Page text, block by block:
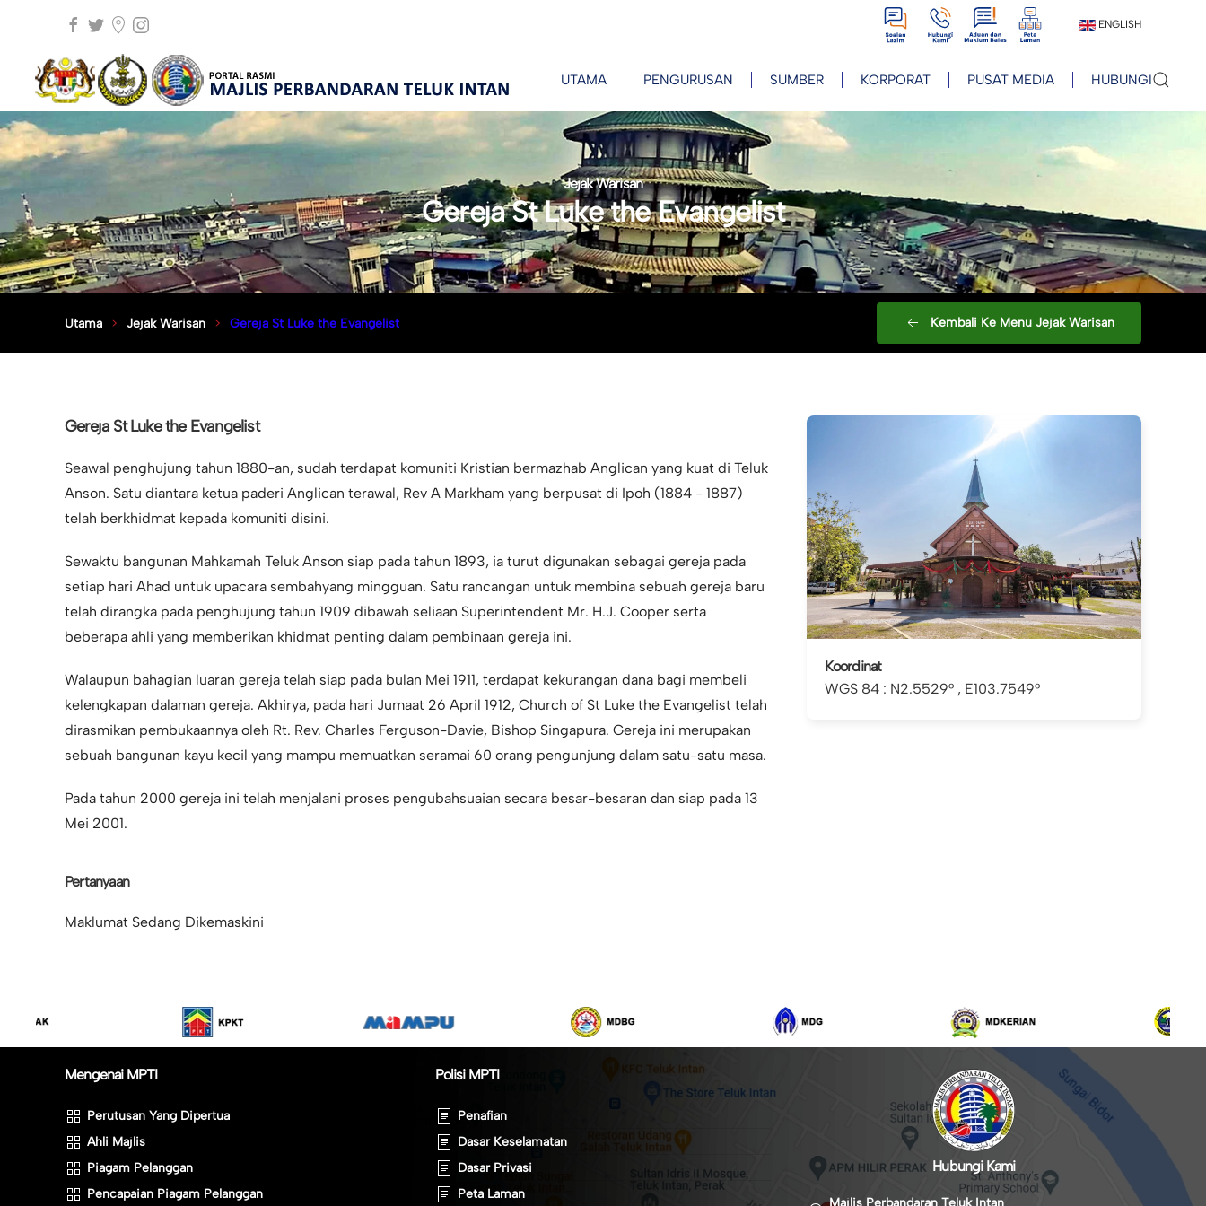
View View View View ENGLISH
UTAMA PENGURUSAN SUMBER KORPORAT PUSAT MEDIA HUBUNGI
Jejak Warisan
Gereja St Luke the Evangelist
Utama Jejak Warisan Gereja St Luke the Evangelist Kembali Ke Menu Jejak Warisan
Gereja St Luke the Evangelist
Seawal penghujung tahun 1880-an, sudah terdapat komuniti Kristian bermazhab Anglican yang kuat di Teluk
Anson. Satu diantara ketua paderi Anglican terawal, Rev A Markham yang berpusat di Ipoh (1884 - 1887)
telah berkhidmat kepada komuniti disini.
Sewaktu bangunan Mahkamah Teluk Anson siap pada tahun 1893, ia turut digunakan sebagai gereja pada
setiap hari Ahad untuk upacara sembahyang mingguan. Satu rancangan untuk membina sebuah gereja baru
telah dirangka pada penghujung tahun 1909 dibawah seliaan Superintendent Mr. H.J. Cooper serta
beberapa ahli yang memberikan khidmat penting dalam pembinaan gereja ini.
Walaupun bahagian luaran gereja telah siap pada bulan Mei 1911, terdapat kekurangan dana bagi membeli
kelengkapan dalaman gereja. Akhirya, pada hari Jumaat 26 April 1912, Church of St Luke the Evangelist telah
dirasmikan pembukaannya oleh Rt. Rev. Charles Ferguson-Davie, Bishop Singapura. Gereja ini merupakan
sebuah bangunan kayu kecil yang mampu memuatkan seramai 60 orang pengunjung dalam satu-satu masa.
Pada tahun 2000 gereja ini telah menjalani proses pengubahsuaian secara besar-besaran dan siap pada 13
Mei 2001.
Pertanyaan
Maklumat Sedang Dikemaskini
Koordinat
WGS 84 : N2.5529° , E103.7549°
Mengenai MPTI
Perutusan Yang Dipertua
Ahli Majlis
Piagam Pelanggan
Pencapaian Piagam Pelanggan
Polisi MPTI
Penafian
Dasar Keselamatan
Dasar Privasi
Peta Laman
Hubungi Kami
Majlis Perbandaran Teluk Intan